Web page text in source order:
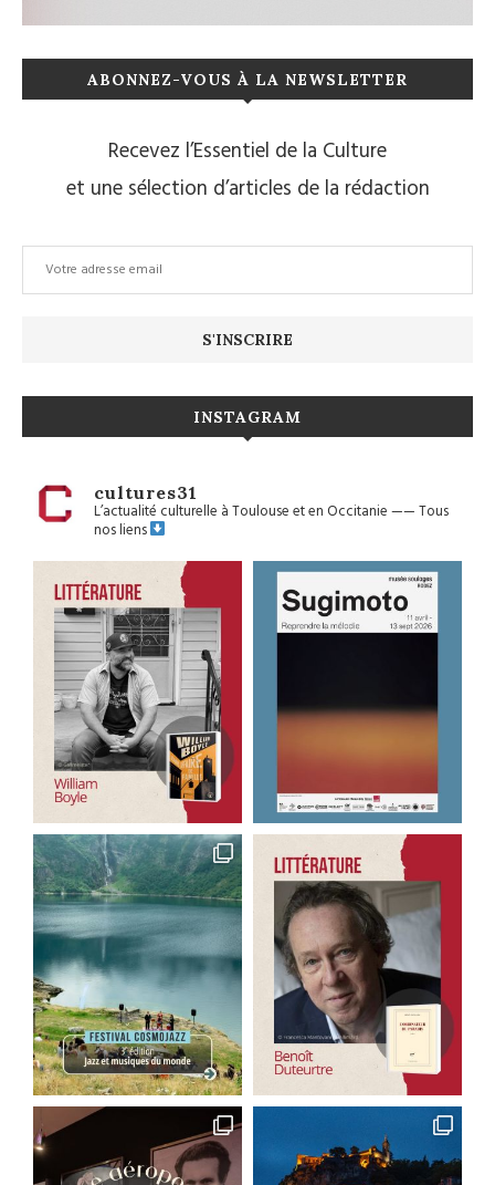
ABONNEZ-VOUS À LA NEWSLETTER
Recevez l’Essentiel de la Culture
et une sélection d’articles de la rédaction
INSTAGRAM
cultures31
L’actualité culturelle à Toulouse et en Occitanie——Tous
nos liens